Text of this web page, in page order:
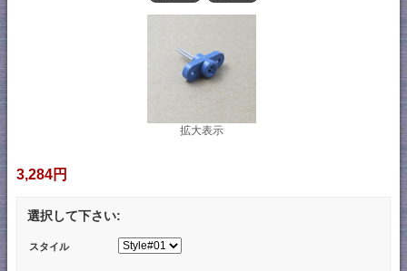
拡大表示
3,284円
選択して下さい:
スタイル